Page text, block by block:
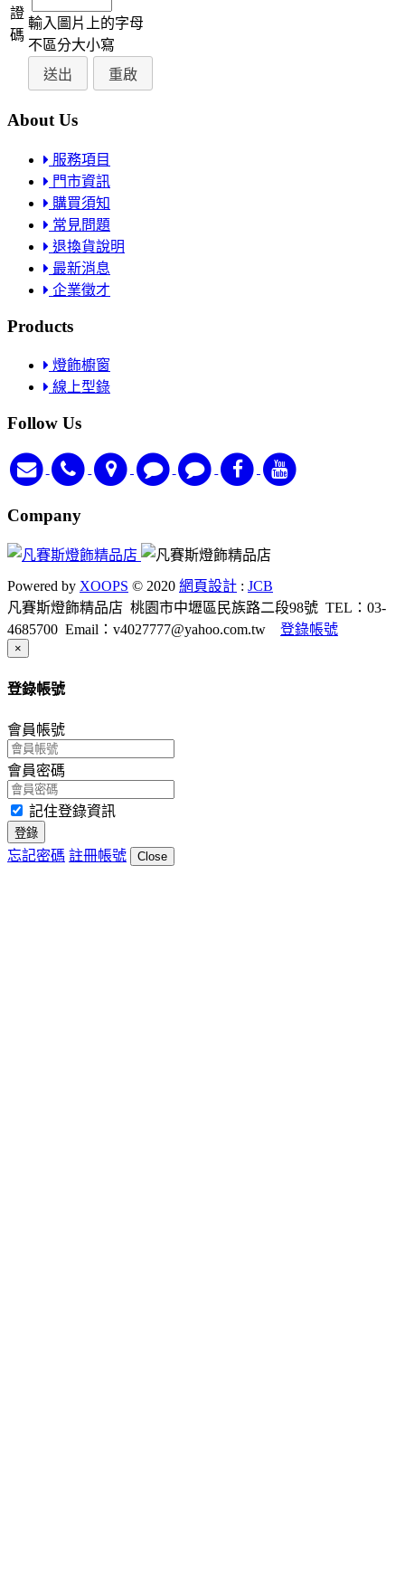
證
碼
輸入圖片上的字母
不區分大小寫
About Us
服務項目
門市資訊
購買須知
常見問題
退換貨說明
最新消息
企業徵才
Products
燈飾櫥窗
線上型錄
Follow Us
Company
Powered by XOOPS © 2020 網頁設計 : JCB
凡賽斯燈飾精品店 桃園市中壢區民族路二段98號 TEL：03-
4685700 Email：v4027777@yahoo.com.tw 登錄帳號
×
登錄帳號
會員帳號
會員密碼
記住登錄資訊
登錄
忘記密碼 註冊帳號 Close